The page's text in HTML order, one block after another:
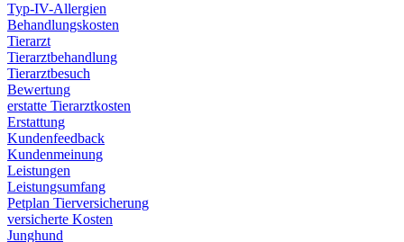
Typ-IV-Allergien
Behandlungskosten
Tierarzt
Tierarztbehandlung
Tierarztbesuch
Bewertung
erstatte Tierarztkosten
Erstattung
Kundenfeedback
Kundenmeinung
Leistungen
Leistungsumfang
Petplan Tierversicherung
versicherte Kosten
Junghund